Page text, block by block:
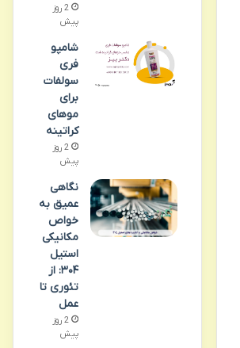
2 روز
پیش
شامپو
فری
سولفات
برای
موهای
کراتینه
2 روز
پیش
نگاهی
عمیق به
خواص
مکانیکی
استیل
۳۰۴: از
تئوری تا
عمل
2 روز
پیش